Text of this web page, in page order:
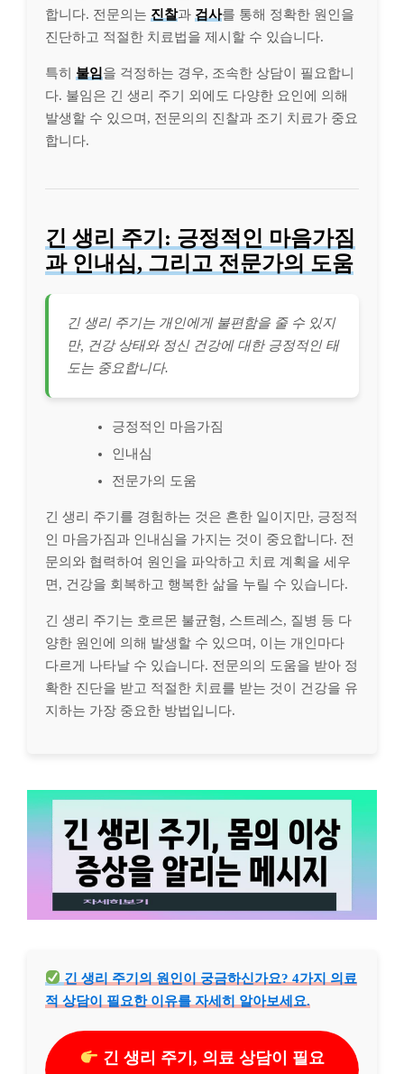
합니다. 전문의는 진찰과 검사를 통해 정확한 원인을
진단하고 적절한 치료법을 제시할 수 있습니다.
특히 불임 을 걱정하는 경우, 조속한 상담이 필요합니
다. 불임은 긴 생리 주기 외에도 다양한 요인에 의해
발생할 수 있으며, 전문의의 진찰과 조기 치료가 중요
합니다.
긴 생리 주기: 긍정적인 마음가짐
과 인내심, 그리고 전문가의 도움
긴 생리 주기는 개인에게 불편함을 줄 수 있지
만, 건강 상태와 정신 건강에 대한 긍정적인 태
도는 중요합니다.
긍정적인 마음가짐
인내심
전문가의 도움
긴 생리 주기를 경험하는 것은 흔한 일이지만, 긍정적
인 마음가짐과 인내심을 가지는 것이 중요합니다. 전
문의와 협력하여 원인을 파악하고 치료 계획을 세우
면, 건강을 회복하고 행복한 삶을 누릴 수 있습니다.
긴 생리 주기는 호르몬 불균형, 스트레스, 질병 등 다
양한 원인에 의해 발생할 수 있으며, 이는 개인마다
다르게 나타날 수 있습니다. 전문의의 도움을 받아 정
확한 진단을 받고 적절한 치료를 받는 것이 건강을 유
지하는 가장 중요한 방법입니다.
긴 생리 주기의 원인이 궁금하신가요? 4가지 의료
적 상담이 필요한 이유를 자세히 알아보세요.
긴 생리 주기, 의료 상담이 필요